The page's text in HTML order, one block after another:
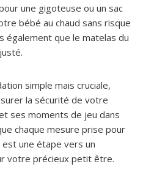
une gigoteuse ou un sac
bébé au chaud sans risque
également que le matelas du
simple mais cruciale,
la sécurité de votre
ses moments de jeu dans
chaque mesure prise pour
une étape vers un
votre précieux petit être.